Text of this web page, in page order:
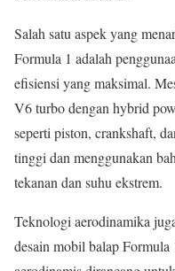
Salah satu aspek yang
Formula 1 adalah
efisiensi yang maksimal.
V6 turbo dengan hybrid
seperti piston, crankshaft,
tinggi dan menggunakan
tekanan dan suhu ekstrem.
Teknologi aerodinamika
desain mobil balap